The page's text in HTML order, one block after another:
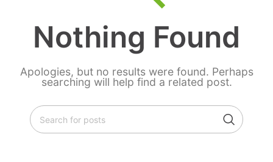
Nothing Found
Apologies, but no results were found. Perhaps
searching will help find a related post.